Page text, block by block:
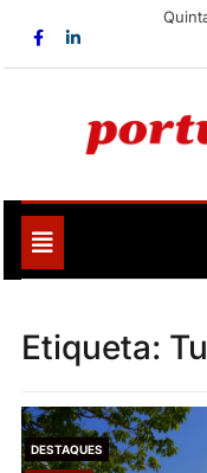
Toggle
navigation
Etiqueta:
DESTAQUES